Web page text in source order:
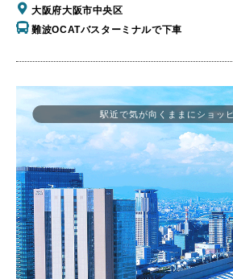
大阪府大阪市中央区
難波OCATバスターミナルで下車
駅近で気が向くままにショッ